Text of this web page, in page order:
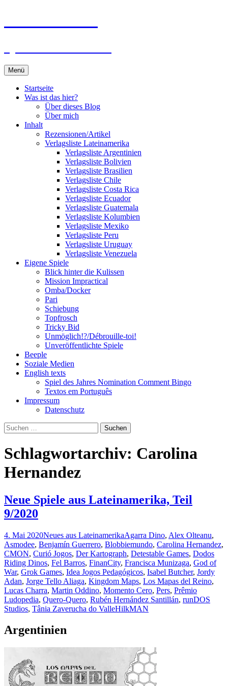
Menü
Startseite
Was ist das hier?
Über dieses Blog
Über mich
Inhalt
Rezensionen/Artikel
Verlagsliste Lateinamerika
Verlagsliste Argentinien
Verlagsliste Bolivien
Verlagsliste Brasilien
Verlagsliste Chile
Verlagsliste Costa Rica
Verlagsliste Ecuador
Verlagsliste Guatemala
Verlagsliste Kolumbien
Verlagsliste Mexiko
Verlagsliste Peru
Verlagsliste Uruguay
Verlagsliste Venezuela
Eigene Spiele
Blick hinter die Kulissen
Mission Impractical
Omba/Docker
Pari
Schiebung
Topfrosch
Tricky Bid
Unmöglich!?/Débrouille-toi!
Unveröffentlichte Spiele
Beeple
Soziale Medien
English texts
Spiel des Jahres Nomination Comment Bingo
Textos em Português
Impressum
Datenschutz
Suchen
nach:
Schlagwortarchiv: Carolina
Hernandez
Neue Spiele aus Lateinamerika, Teil
9/2020
4. Mai 2020Neues aus LateinamerikaAgarra Dino, Alex Olteanu,
Asmodee, Benjamín Guerrero, Blobbiemundo, Carolina Hernandez,
CMON, Curió Jogos, Der Kartograph, Detestable Games, Dodos
Riding Dinos, Fel Barros, FinanCity, Francisca Munizaga, God of
War, Grok Games, Idea Jogos Pedagógicos, Isabel Butcher, Jordy
Adan, Jorge Tello Aliaga, Kingdom Maps, Los Mapas del Reino,
Lucas Charra, Martin Oddino, Momento Cero, Pers, Prêmio
Ludopedia, Quero-Quero, Rubén Hernández Santillán, runDOS
Studios, Tânia Zaverucha do ValleHilkMAN
Argentinien